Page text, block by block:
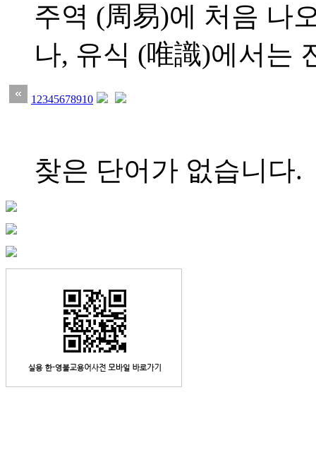
주역 (周易)에 처음 나
나, 유식 (唯識)에서는
1 2345678910
찾은 단어가 없습니다.